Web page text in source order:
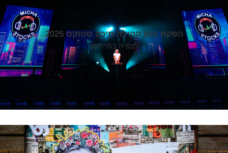
הפקת כנס קהילה מיכה סטוקס 2025
לצפיה בפרויקט